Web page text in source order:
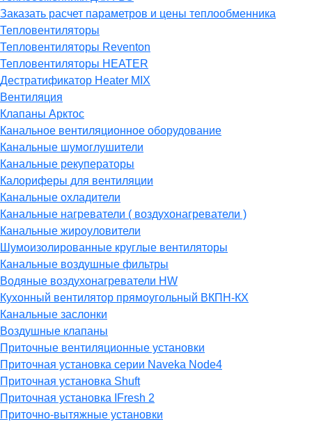
Заказать расчет параметров и цены теплообменника
Тепловентиляторы
Тепловентиляторы Reventon
Тепловентиляторы HEATER
Дестратификатор Heater MIX
Вентиляция
Клапаны Арктос
Канальное вентиляционное оборудование
Канальные шумоглушители
Канальные рекуператоры
Калориферы для вентиляции
Канальные охладители
Канальные нагреватели ( воздухонагреватели )
Канальные жироуловители
Шумоизолированные круглые вентиляторы
Канальные воздушные фильтры
Водяные воздухонагреватели HW
Кухонный вентилятор прямоугольный ВКПН-КХ
Канальные заслонки
Воздушные клапаны
Приточные вентиляционные установки
Приточная установка серии Naveka Node4
Приточная установка Shuft
Приточная установка IFresh 2
Приточно-вытяжные установки